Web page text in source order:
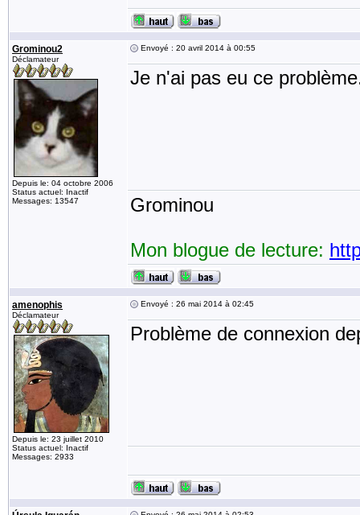
Grominou2
Déclamateur
Depuis le: 04 octobre 2006
Status actuel: Inactif
Messages: 13547
Envoyé : 20 avril 2014 à 00:55
Je n'ai pas eu ce
Grominou
Mon blogue de lecture:
amenophis
Déclamateur
Depuis le: 23 juillet 2010
Status actuel: Inactif
Messages: 2933
Envoyé : 26 mai 2014 à 02:45
Problème de connexion